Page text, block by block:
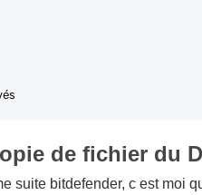
de fichier du
suite bitdefender, c est moi